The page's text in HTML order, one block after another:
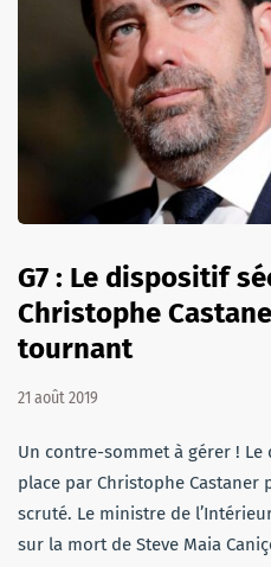
G7 : Le dispositif
Christophe
tournant
21 août 2019
Un contre-sommet à gérer !
place par Christophe
scruté. Le ministre de
sur la mort de Steve Maia